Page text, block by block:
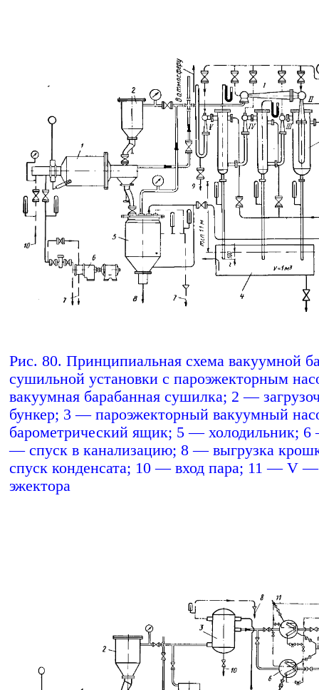
Рис. 80. Принципиальная схема вакуумной
сушильной установки с пароэжекторным
вакуумная барабанная сушилка; 2 —
бункер; 3 — пароэжекторный вакуумный
барометрический ящик; 5 — холодильник;
— спуск в канализацию; 8 — выгрузка
спуск конденсата; 10 — вход пара; 11 — V
эжектора